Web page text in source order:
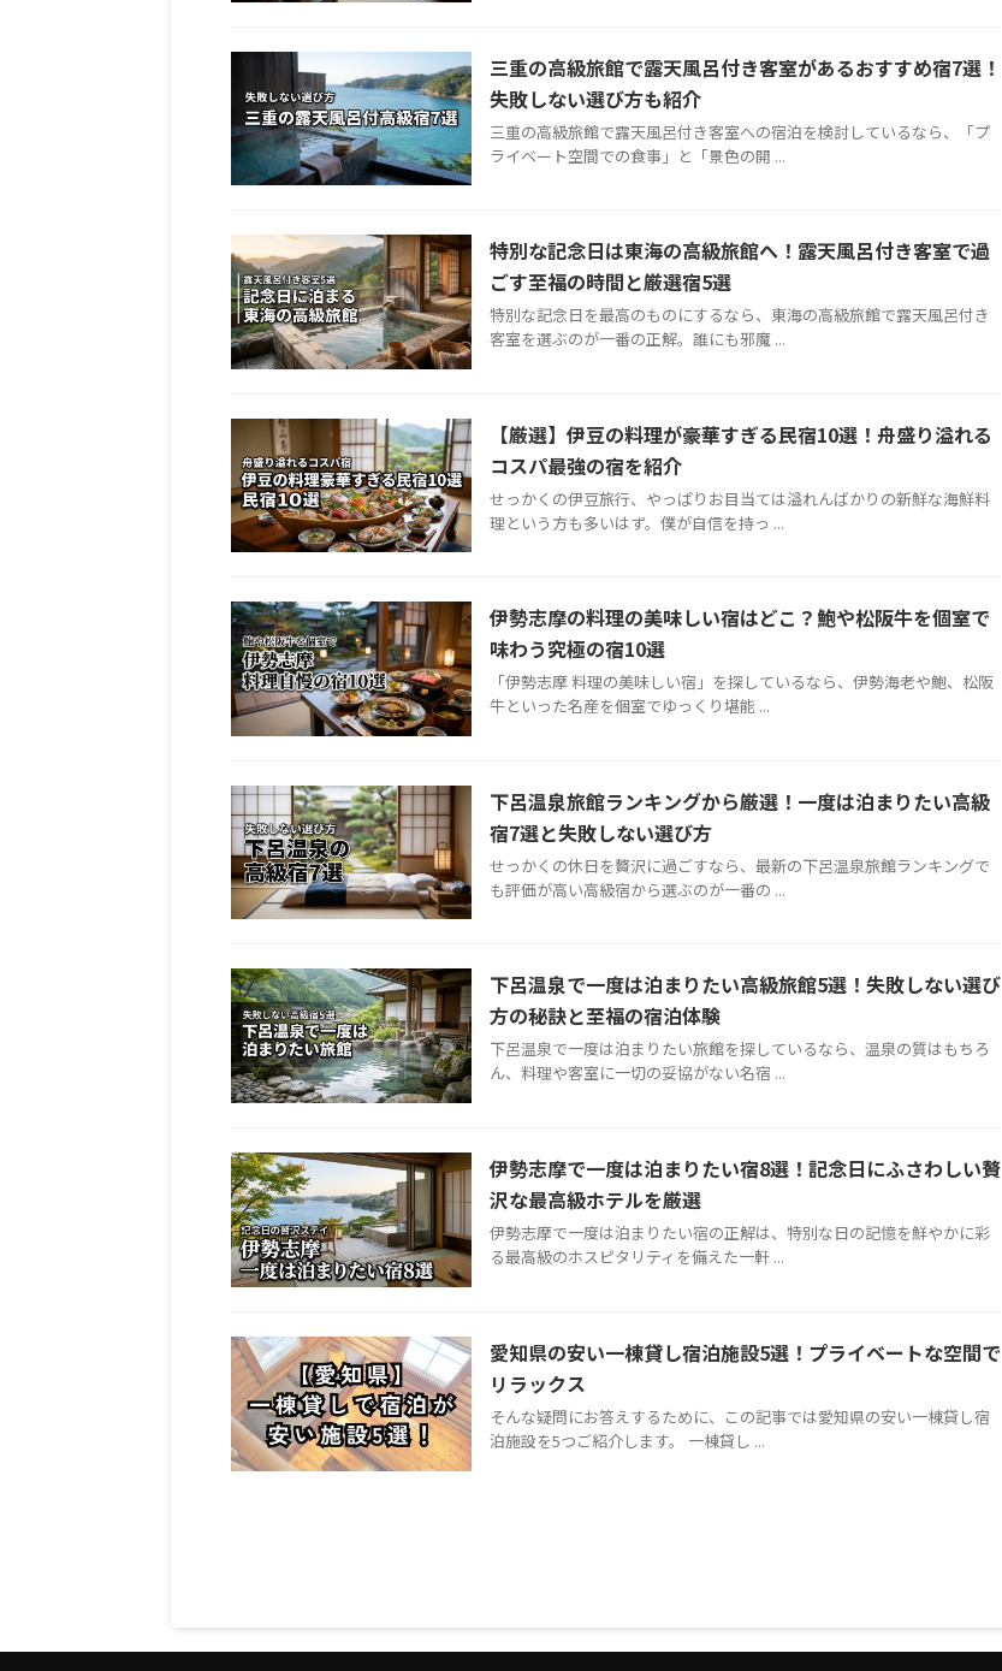
三重の高級旅館で露天風呂付き客室があるおすすめ宿7選！
失敗しない選び方も紹介
三重の高級旅館で露天風呂付き客室への宿泊を検討しているなら、「プ
ライベート空間での食事」と「景色の開 ...
特別な記念日は東海の高級旅館へ！露天風呂付き客室で過
ごす至福の時間と厳選宿5選
特別な記念日を最高のものにするなら、東海の高級旅館で露天風呂付き
客室を選ぶのが一番の正解。誰にも邪魔 ...
【厳選】伊豆の料理が豪華すぎる民宿10選！舟盛り溢れる
コスパ最強の宿を紹介
せっかくの伊豆旅行、やっぱりお目当ては溢れんばかりの新鮮な海鮮料
理という方も多いはず。僕が自信を持っ ...
伊勢志摩の料理の美味しい宿はどこ？鮑や松阪牛を個室で
味わう究極の宿10選
「伊勢志摩 料理の美味しい宿」を探しているなら、伊勢海老や鮑、松阪
牛といった名産を個室でゆっくり堪能 ...
下呂温泉旅館ランキングから厳選！一度は泊まりたい高級
宿7選と失敗しない選び方
せっかくの休日を贅沢に過ごすなら、最新の下呂温泉旅館ランキングで
も評価が高い高級宿から選ぶのが一番の ...
下呂温泉で一度は泊まりたい高級旅館5選！失敗しない選び
方の秘訣と至福の宿泊体験
下呂温泉で一度は泊まりたい旅館を探しているなら、温泉の質はもちろ
ん、料理や客室に一切の妥協がない名宿 ...
伊勢志摩で一度は泊まりたい宿8選！記念日にふさわしい贅
沢な最高級ホテルを厳選
伊勢志摩で一度は泊まりたい宿の正解は、特別な日の記憶を鮮やかに彩
る最高級のホスピタリティを備えた一軒 ...
愛知県の安い一棟貸し宿泊施設5選！プライベートな空間で
リラックス
そんな疑問にお答えするために、この記事では愛知県の安い一棟貸し宿
泊施設を5つご紹介します。 一棟貸し ...